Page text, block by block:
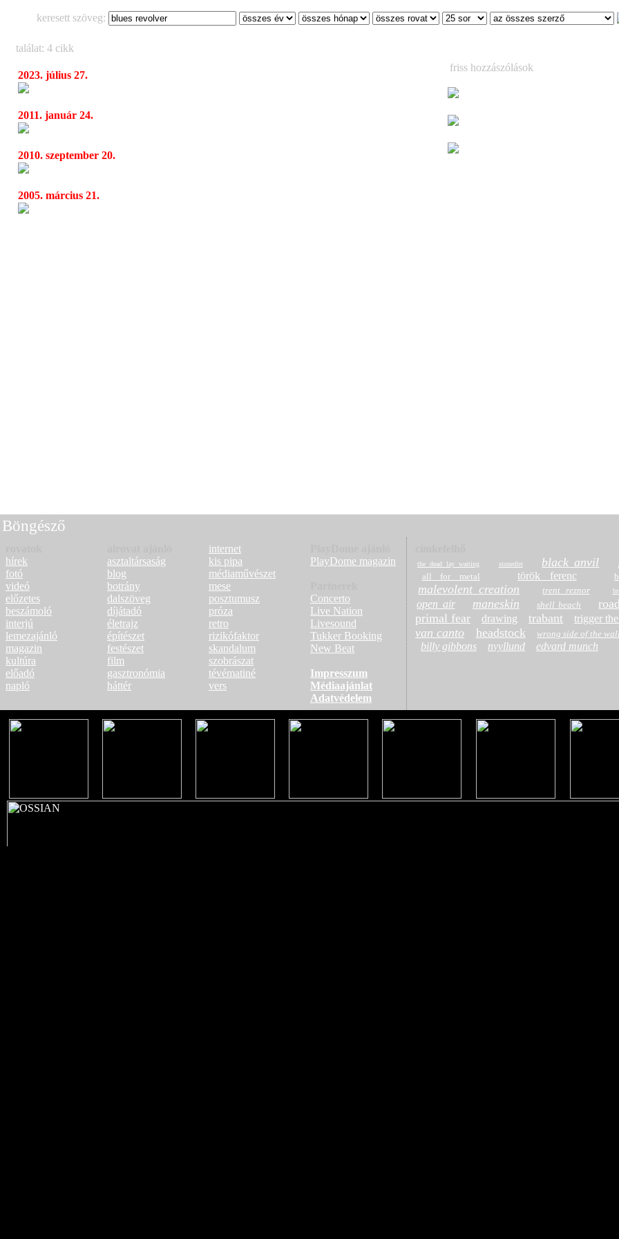
keresett szöveg:
találat: 4 cikk
2023. július 27.
2011. január 24.
2010. szeptember 20.
2005. március 21.
friss hozzászólások
Böngésző
hírek
fotó
videó
előzetes
beszámoló
interjú
lemezajánló
magazin
kultúra
előadó
napló
asztaltársaság
blog
botrány
dalszöveg
díjátadó
életrajz
építészet
festészet
film
gasztronómia
háttér
internet
kis pipa
médiaművészet
mese
posztumusz
próza
retro
rizikófaktor
skandalum
szobrászat
tévématiné
vers
PlayDome magazin
Concerto
Live Nation
Livesound
Tukker Booking
New Beat
Impresszum
Médiaajánlat
Adatvédelem
the dead lay waiting stonedirt black anvil
all for metal
török ferenc
malevolent creation trent reznor
open air maneskin shell beach
primal fear
drawing trabant trigger
van canto headstock wrong side of the wall
billy gibbons nvyllund edvard munch